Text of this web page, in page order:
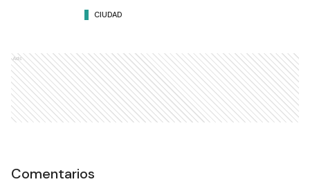
CIUDAD
Ads
Comentarios